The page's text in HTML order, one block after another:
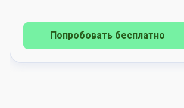
Попробовать бесплатно